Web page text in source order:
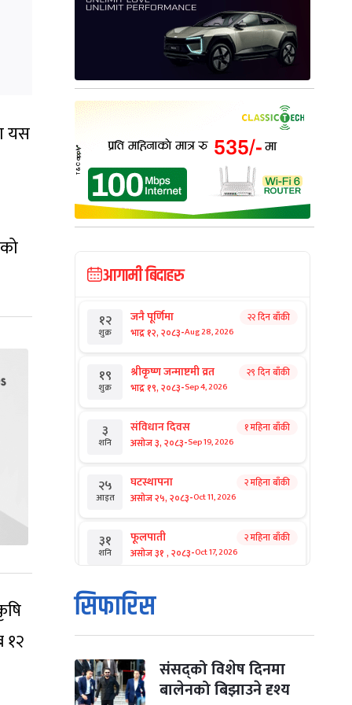
यस
१२
आगामी बिदाहरु
१२
शुक्र
जनै पूर्णिमा
भाद्र १२, २०८३-Aug 28, 2026
२२ दिन बाँकी
१९
शुक्र
श्रीकृष्ण जन्माष्टमी व्रत
भाद्र १९, २०८३-Sep 4, 2026
२९ दिन बाँकी
३
शनि
संविधान दिवस
असोज ३, २०८३-Sep 19, 2026
१ महिना बाँकी
२५
आइत
घटस्थापना
असोज २५, २०८३-Oct 11, 2026
२ महिना बाँकी
३१
शनि
फूलपाती
असोज ३१ , २०८३-Oct 17, 2026
२ महिना बाँकी
१
आइत
कार्तिक सङ्क्रान्ति
कार्तिक १, २०८३
मंगल कार्तिक ३, २०८३-Oct 20, 2026
सिफारिस
संसद्को विशेष दिनमा
बालेनको बिझाउने दृश्य